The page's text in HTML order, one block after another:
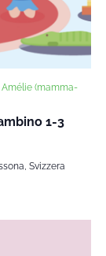
1-3
Amélie (mamma-
Svizzera